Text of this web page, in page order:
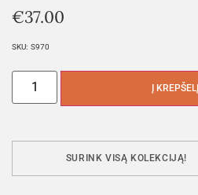
€37.00
SKU: S970
Į KREPŠELĮ
SURINK VISĄ KOLEKCIJĄ!